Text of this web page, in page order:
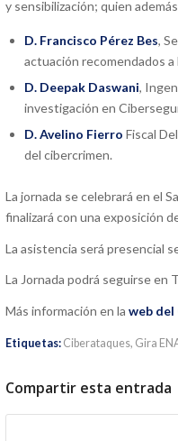
y sensibilización; quien
D. Francisco Pérez Bes,
actuación recomendados
D. Deepak Daswani,
investigación en
D. Avelino Fierro Fiscal
del cibercrimen.
La jornada se celebrará en el
finalizará con una exposición
La asistencia será presencial
La Jornada podrá seguirse
Más información en la web del
Etiquetas: Ciberataques, Gira
Compartir esta entrada